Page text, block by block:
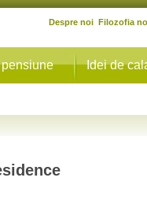
Idei de
Despre noi Filozofia